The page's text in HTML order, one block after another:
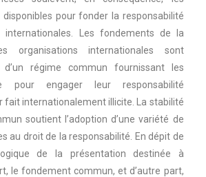
pour fonder la responsabilité
internationales. Les fondements de la
organisations internationales sont
d’un régime commun fournissant les
pour engager leur responsabilité
fait internationalement illicite. La stabilité
soutient l’adoption d’une variété de
au droit de la responsabilité. En dépit de
de la présentation destinée à
le fondement commun, et d’autre part,